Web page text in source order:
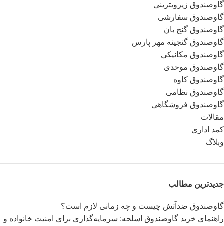
گاوصندوق زیرویترینی
گاوصندوق سفارشی
گاوصندوق گنج بان
گاوصندوق گنجینه مهر پارس
گاوصندوق مکانیکی
گاوصندوق موحدی
گاوصندوق کاوه
گاوصندوق نظامی
گاوصندوق فروشگاهی
مقالات
کمد اداری
وبلاگ
جدیدترین مطالب
گاوصندوق ضدآتش چیست و چه زمانی لازم است؟
راهنمای خرید گاوصندوق اسلحه: سرمایه‌گذاری برای امنیت خانواده و